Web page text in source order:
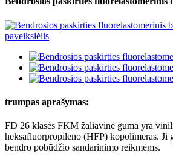
trumpas aprašymas:
FD 26 klasės FKM žaliavinė guma yra
heksafluorpropileno (HFP) kopolimeras. Ji
bendro pobūdžio sandarinimo reikmėms.